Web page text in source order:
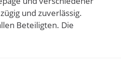
und zuverlässig.
Beteiligten. Die